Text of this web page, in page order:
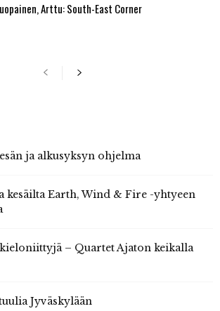
Arttu: South-East Corner
ja alkusyksyn ohjelma
kesäilta Earth, Wind & Fire -yhtyeen
– Quartet Ajaton keikalla
Jyväskylään